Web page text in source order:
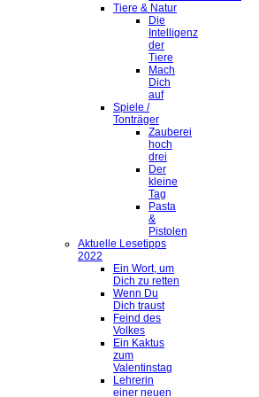
Tiere & Natur
Die
Intelligenz
der
Tiere
Mach
Dich
auf
Spiele /
Tonträger
Zauberei
hoch
drei
Der
kleine
Tag
Pasta
&
Pistolen
Aktuelle Lesetipps
2022
Ein Wort, um
Dich zu retten
Wenn Du
Dich traust
Feind des
Volkes
Ein Kaktus
zum
Valentinstag
Lehrerin
einer neuen